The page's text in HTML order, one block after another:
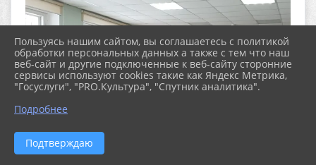
Пользуясь нашим сайтом, вы соглашаетесь с политикой
обработки персональных данных а также с тем что наш
веб-сайт и другие подключенные к веб-сайту сторонние
сервисы используют cookies такие как Яндекс Метрика,
"Госуслуги", "PRO.Культура", "Спутник аналитика".
Подробнее
Подтверждаю